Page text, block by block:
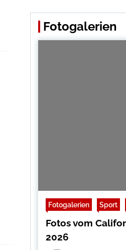
Fotogalerien
Fotogalerien Sport
Fotos vom
2026